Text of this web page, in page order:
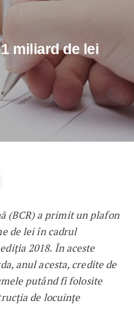
miliard de lei
miliard de lei prin
(BCR) a primit un plafon
de lei în cadrul
2018. În aceste
anul acesta, credite de
putând fi folosite
de locuințe